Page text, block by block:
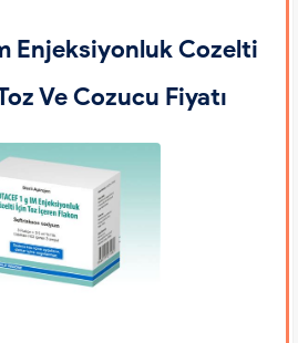
Enjeksiyonluk Cozelti
Ve Cozucu Fiyatı